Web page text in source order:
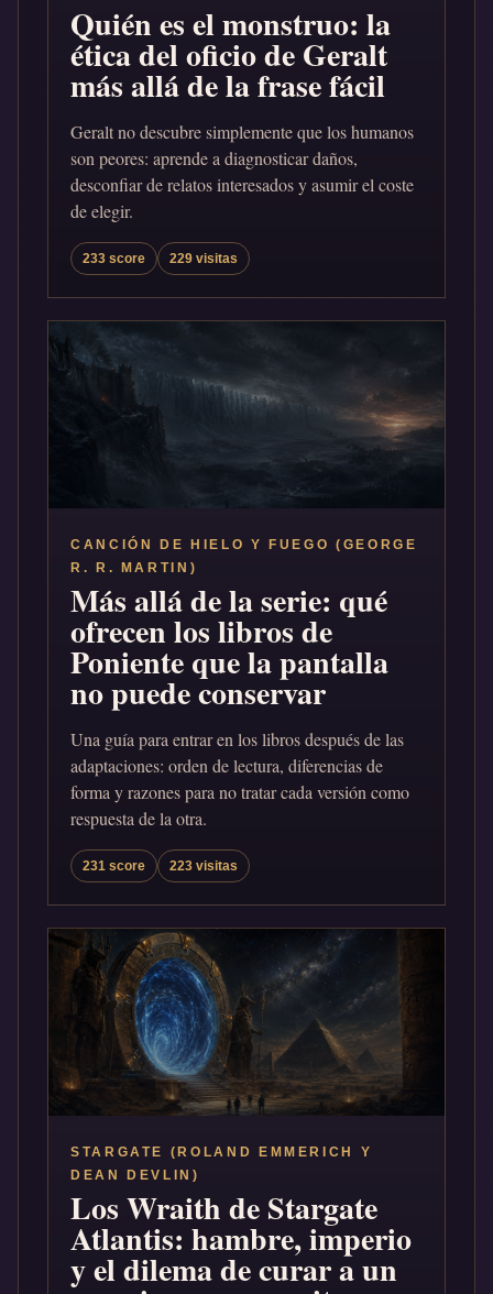
Quién es el monstruo: la
ética del oficio de Geralt
más allá de la frase fácil
Geralt no descubre simplemente que los humanos
son peores: aprende a diagnosticar daños,
desconfiar de relatos interesados y asumir el coste
de elegir.
233 score 229 visitas
CANCIÓN DE HIELO Y FUEGO (GEORGE
R. R. MARTIN)
Más allá de la serie: qué
ofrecen los libros de
Poniente que la pantalla
no puede conservar
Una guía para entrar en los libros después de las
adaptaciones: orden de lectura, diferencias de
forma y razones para no tratar cada versión como
respuesta de la otra.
231 score 223 visitas
STARGATE (ROLAND EMMERICH Y
DEAN DEVLIN)
Los Wraith de Stargate
Atlantis: hambre, imperio
y el dilema de curar a un